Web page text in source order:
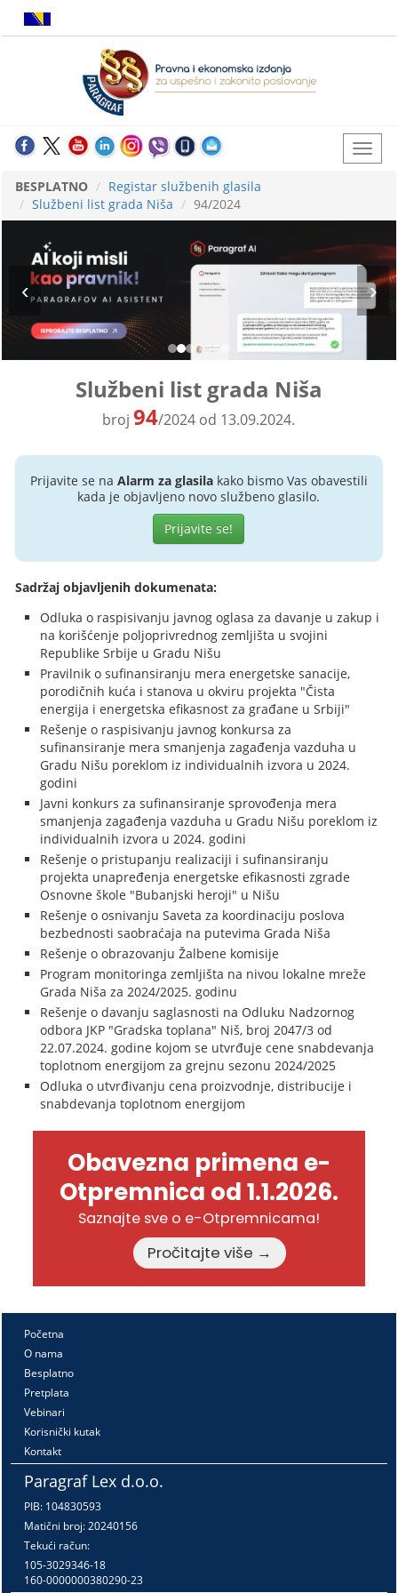
BESPLATNO
Registar službenih glasila
Službeni list grada Niša
94/2024
Službeni list grada Niša
broj94/2024 od 13.09.2024.
Prijavite se na Alarm za glasilakako bismo Vas obavestili
kada je objavljeno novo službeno glasilo.
Prijavite se!
Sadržaj objavljenih dokumenata:
Odluka o raspisivanju javnog oglasa za davanje u zakup i
na korišćenje poljoprivrednog zemljišta u svojini
Republike Srbije u Gradu Nišu
Pravilnik o sufinansiranju mera energetske sanacije,
porodičnih kuća i stanova u okviru projekta "Čista
energija i energetska efikasnost za građane u Srbiji"
Rešenje o raspisivanju javnog konkursa za
sufinansiranje mera smanjenja zagađenja vazduha u
Gradu Nišu poreklom iz individualnih izvora u 2024.
godini
Javni konkurs za sufinansiranje sprovođenja mera
smanjenja zagađenja vazduha u Gradu Nišu poreklom iz
individualnih izvora u 2024. godini
Rešenje o pristupanju realizaciji i sufinansiranju
projekta unapređenja energetske efikasnosti zgrade
Osnovne škole "Bubanjski heroji" u Nišu
Rešenje o osnivanju Saveta za koordinaciju poslova
bezbednosti saobraćaja na putevima Grada Niša
Rešenje o obrazovanju Žalbene komisije
Program monitoringa zemljišta na nivou lokalne mreže
Grada Niša za 2024/2025. godinu
Rešenje o davanju saglasnosti na Odluku Nadzornog
odbora JKP "Gradska toplana" Niš, broj 2047/3 od
22.07.2024. godine kojom se utvrđuje cene snabdevanja
toplotnom energijom za grejnu sezonu 2024/2025
Odluka o utvrđivanju cena proizvodnje, distribucije i
snabdevanja toplotnom energijom
Obavezna primena e-
Otpremnica od 1.1.2026.
Saznajte sve o e-Otpremnicama!
Pročitajte više →
Početna
O nama
Besplatno
Pretplata
Vebinari
Korisnički kutak
Kontakt
Paragraf Lex d.o.o.
PIB: 104830593
Matični broj: 20240156
Tekući račun:
105-3029346-18
160-0000000380290-23